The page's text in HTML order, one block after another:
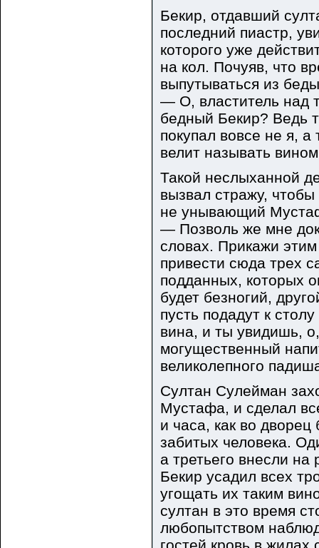
Бекир, отдавший
последний пиастр,
которого уже
на кол. Почуяв, что
выпутываться из
— О, властитель над
бедный Бекир? Ведь
покупал вовсе не я,
велит называть
Такой неслыханной
вызвал стражу,
не унывающий
— Позволь же мне
словах. Прикажи
привести сюда трех
подданных, которых
будет безногий,
пусть подадут к
вина, и ты увидишь,
могущественный
великолепного
Султан Сулейман
Мустафа, и сделал
и часа, как во
забитых человека.
а третьего внесли на
Бекир усадил всех
угощать их таким
султан в это время
любопытством